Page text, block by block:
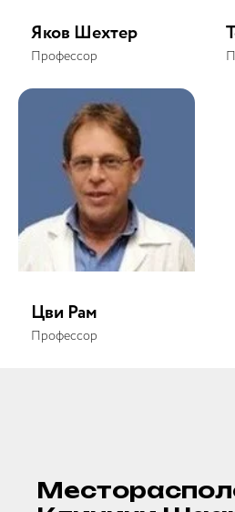
Яков Шехтер
Профессор
Цви Рам
Профессор